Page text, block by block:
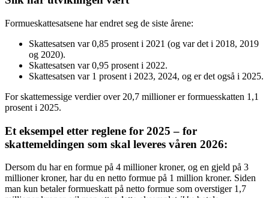
Formueskattesatsene har endret seg de siste årene:
Skattesatsen var 0,85 prosent i 2021 (og var det i 2018, 2019
og 2020).
Skattesatsen var 0,95 prosent i 2022.
Skattesatsen var 1 prosent i 2023, 2024, og er det også i 2025.
For skattemessige verdier over 20,7 millioner er formuesskatten 1,1
prosent i 2025.
Et eksempel etter reglene for 2025 – for
skattemeldingen som skal leveres våren 2026:
Dersom du har en formue på 4 millioner kroner, og en gjeld på 3
millioner kroner, har du en netto formue på 1 million kroner. Siden
man kun betaler formueskatt på netto formue som overstiger 1,7